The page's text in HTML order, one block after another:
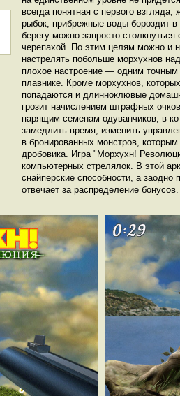
всегда понятная с первого
рыбок, прибрежные воды бороздит в
берегу можно запросто
черепахой. По этим целям можно и
настрелять побольше морхухнов
плохое настроение — одним
плавнике. Кроме морхухнов,
попадаются и длинноклювые
грозит начислением штрафных
парящим семенам одуванчиков, в
замедлить время, изменить
в бронированных монстров,
дробовика. Игра "Морхухн!
компьютерных стрелялок. В этой
снайперские способности, а заодно
отвечает за распределение бонусов.